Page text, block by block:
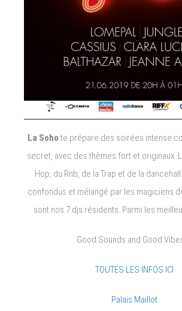
La Soho te prépare des soirées intense
secret, avec des thèmes fort et originaux.
Hop, du Rnb, de la Trap et de la
confondus et mélangé par les magiciens
sont nos 7 djs résidents. Parmi les
Good Sounds and Good
TOUTES LES INFOS ICI
Palais Maillot